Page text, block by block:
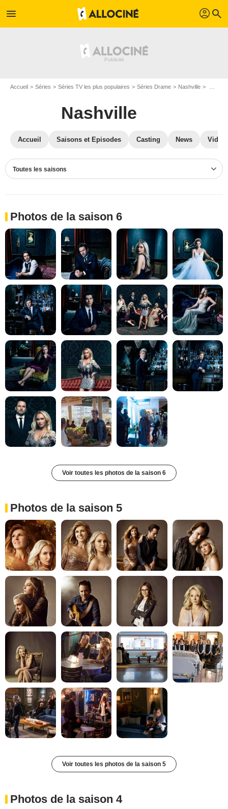
menu profil search
Accueil Séries Séries TV les plus populaires Séries Drame Nashville
Nashville
Accueil Saisons et Episodes Casting News
Toutes les saisons
Photos de la saison 6
Voir toutes les photos de la saison 6
Photos de la saison 5
Voir toutes les photos de la saison 5
Photos de la saison 4